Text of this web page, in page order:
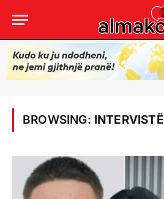
BROWSING: INTERVISTË